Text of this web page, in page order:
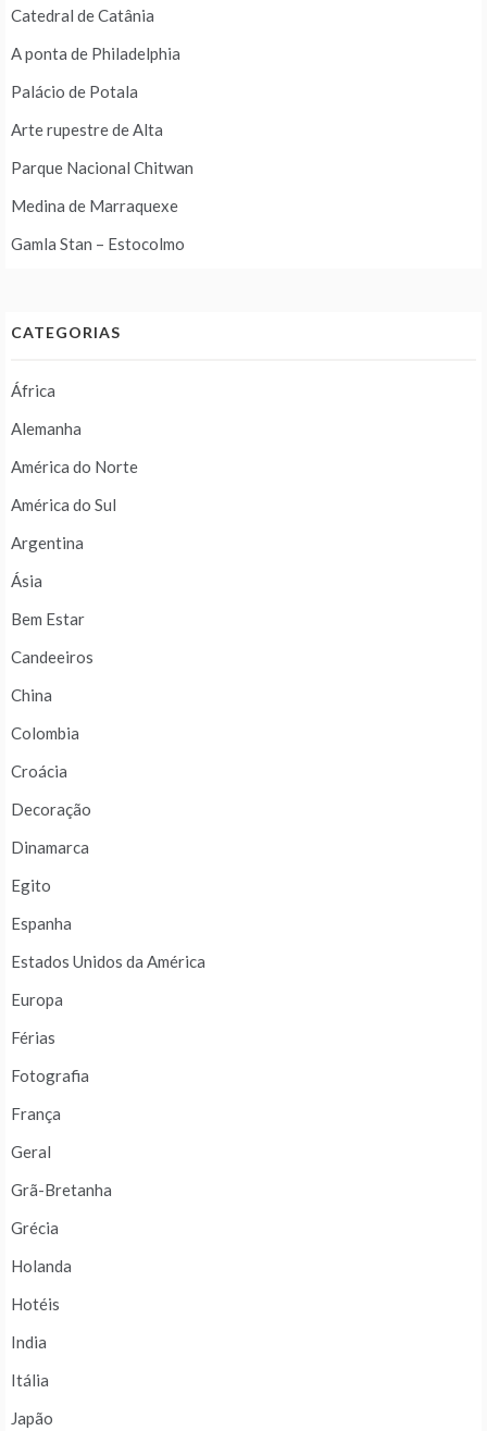
Catedral de Catânia
A ponta de Philadelphia
Palácio de Potala
Arte rupestre de Alta
Parque Nacional Chitwan
Medina de Marraquexe
Gamla Stan – Estocolmo
CATEGORIAS
África
Alemanha
América do Norte
América do Sul
Argentina
Ásia
Bem Estar
Candeeiros
China
Colombia
Croácia
Decoração
Dinamarca
Egito
Espanha
Estados Unidos da América
Europa
Férias
Fotografia
França
Geral
Grã-Bretanha
Grécia
Holanda
Hotéis
India
Itália
Japão